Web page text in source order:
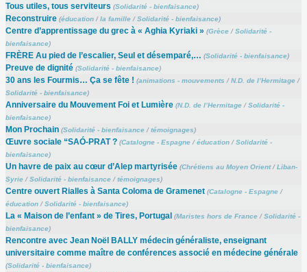
Tous utiles, tous serviteurs (Solidarité - bienfaisance)
Reconstruire (éducation/la famille/Solidarité - bienfaisance)
Centre d’apprentissage du grec à « Aghia Kyriaki » (Grèce/Solidarité -
bienfaisance)
FRÈRE Au pied de l’escalier, Seul et désemparé,… (Solidarité - bienfaisance)
Preuve de dignité (Solidarité - bienfaisance)
30 ans les Fourmis… Ça se fête ! (animations - mouvements /N.D. de l’Hermitage/
Solidarité - bienfaisance)
Anniversaire du Mouvement Foi et Lumière (N.D. de l’Hermitage/Solidarité -
bienfaisance)
Mon Prochain (Solidarité - bienfaisance/témoignages)
Œuvre sociale “SAÓ-PRAT ? (Catalogne - Espagne/éducation/Solidarité -
bienfaisance)
Un havre de paix au cœur d’Alep martyrisée (Chrétiens au Moyen Orient/Liban-
Syrie/Solidarité - bienfaisance/témoignages)
Centre ouvert Rialles à Santa Coloma de Gramenet (Catalogne - Espagne/
éducation/Solidarité - bienfaisance)
La « Maison de l’enfant » de Tires, Portugal (Maristes hors de France/Solidarité -
bienfaisance)
Rencontre avec Jean Noël BALLY médecin généraliste, enseignant
universitaire comme maître de conférences associé en médecine générale
(Solidarité - bienfaisance)